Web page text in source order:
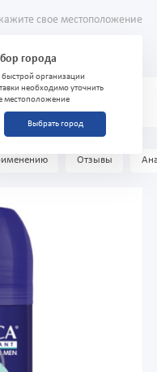
свое местоположение
города
организации
необходимо уточнить
местоположение
Выбрать город
невидимый 50 мл
Отзывы